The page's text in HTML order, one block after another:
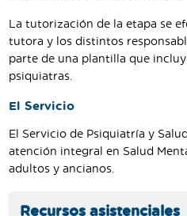
La tutorización de la etapa se
tutora y los distintos
parte de una plantilla que
psiquiatras.
El Servicio
El Servicio de Psiquiatría y
atención integral en Salud
adultos y ancianos.
Recursos asistenciales